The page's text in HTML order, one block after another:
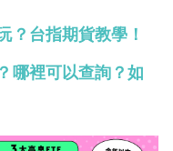
？台指期貨教學！
哪裡可以查詢？如